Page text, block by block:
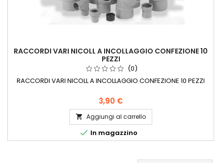
RACCORDI VARI NICOLL A INCOLLAGGIO CONFEZIONE 10
PEZZI
(0)
RACCORDI VARI NICOLL A INCOLLAGGIO CONFEZIONE 10 PEZZI
3,90 €
 Aggiungi al carrello
 In magazzino